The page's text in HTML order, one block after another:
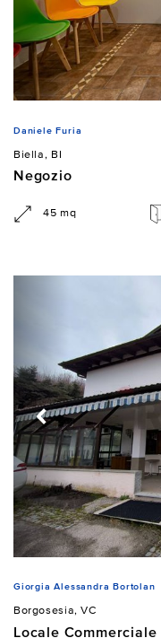
Daniele Furia
Biella, BI
Negozio
45 mq
Giorgia Alessandra Bortolan
Borgosesia, VC
Locale Commerciale